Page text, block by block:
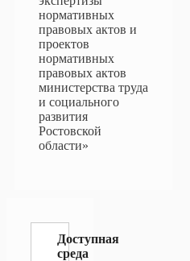
нормативных
правовых актов и
проектов
нормативных
правовых актов
министерства труда
и социального
развития
Ростовской
области»
Доступная
среда